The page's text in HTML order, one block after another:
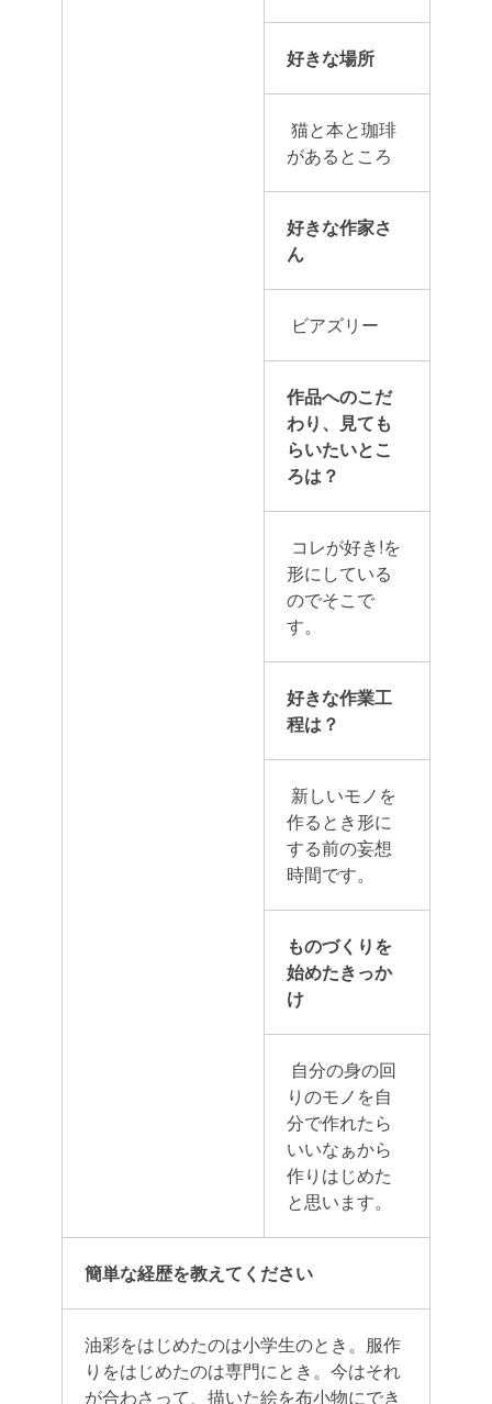
好きな場所
猫と本と珈琲
があるところ
好きな作家さ
ん
ビアズリー
作品へのこだ
わり、見ても
らいたいとこ
ろは？
コレが好き!を
形にしている
のでそこで
す。
好きな作業工
程は？
新しいモノを
作るとき形に
する前の妄想
時間です。
ものづくりを
始めたきっか
け
自分の身の回
りのモノを自
分で作れたら
いいなぁから
作りはじめた
と思います。
簡単な経歴を教えてください
油彩をはじめたのは小学生のとき。 服作
りをはじめたのは専門にとき。今はそれ
が合わさって、 描いた絵を布小物にでき